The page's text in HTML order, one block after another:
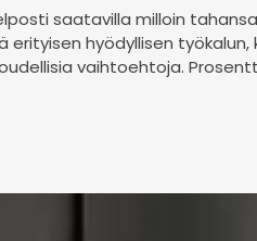
saatavilla milloin
hyödyllisen
vaihtoehtoja.